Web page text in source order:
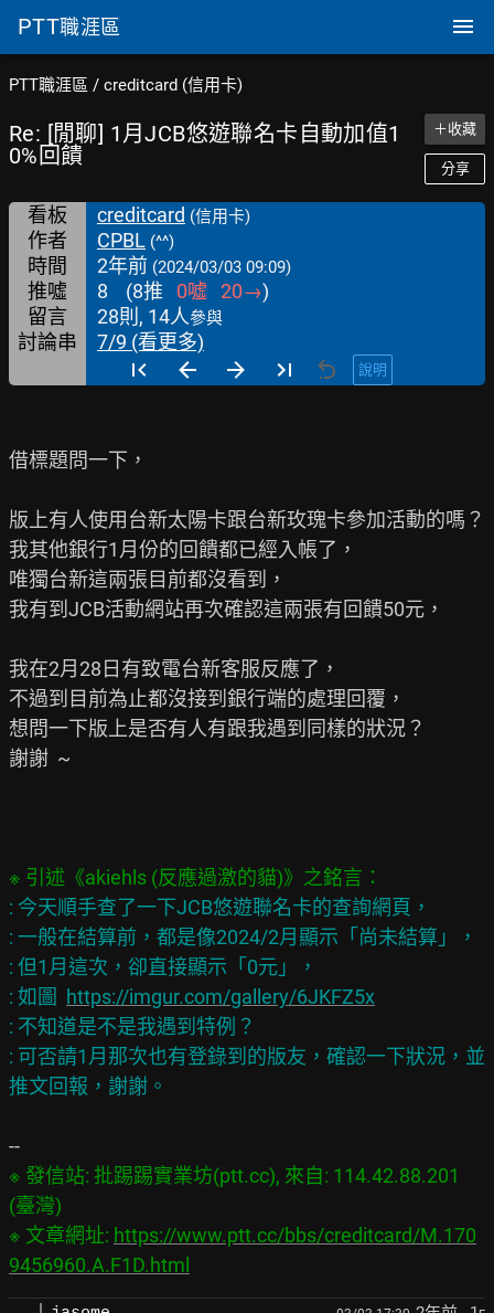
PTT職涯區
PTT職涯區 / creditcard (信用卡)
Re: [閒聊] 1月JCB悠遊聯名卡自動加值1
0%回饋
＋收藏
分享
看板 creditcard (信用卡)
作者 CPBL (^^)
時間 2年前 (2024/03/03 09:09)
推噓 8 (8推 0噓 20→)
留言
28則, 14人參與
討論串 7/9 (看更多)
說明
借標題問一下，
版上有人使用台新太陽卡跟台新玫瑰卡參加活動的嗎？
我其他銀行1月份的回饋都已經入帳了，
唯獨台新這兩張目前都沒看到，
我有到JCB活動網站再次確認這兩張有回饋50元，
我在2月28日有致電台新客服反應了，
不過到目前為止都沒接到銀行端的處理回覆，
想問一下版上是否有人有跟我遇到同樣的狀況？
謝謝  ~
: 今天順手查了一下JCB悠遊聯名卡的查詢網頁，
: 一般在結算前，都是像2024/2月顯示「尚未結算」，
: 但1月這次，卻直接顯示「0元」，
: 如圖
https://imgur.com/gallery/6JKFZ5x
: 不知道是不是我遇到特例？
: 可否請1月那次也有登錄到的版友，確認一下狀況，並
※ 發信站: 批踢踢實業坊(ptt.cc), 來自: 114.42.88.201
(臺灣)
※ 文章網址: https://www.ptt.cc/bbs/creditcard/M.170
9456960.A.F1D.html